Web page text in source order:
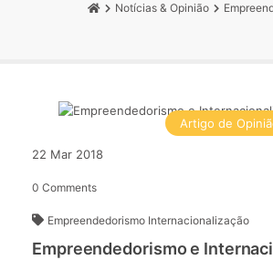
Notícias & Opinião
Artigo de
22 Mar 2018
0 Comments
Empreendedorismo Internacionalização
Empreendedorismo e